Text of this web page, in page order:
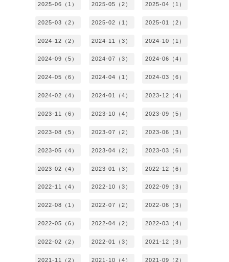
2025-06（1） 2025-05（2） 2025-04（1）
2025-03（2） 2025-02（1） 2025-01（2）
2024-12（2） 2024-11（3） 2024-10（1）
2024-09（5） 2024-07（3） 2024-06（4）
2024-05（6） 2024-04（1） 2024-03（6）
2024-02（4） 2024-01（4） 2023-12（4）
2023-11（6） 2023-10（4） 2023-09（5）
2023-08（5） 2023-07（2） 2023-06（3）
2023-05（4） 2023-04（2） 2023-03（6）
2023-02（4） 2023-01（3） 2022-12（6）
2022-11（4） 2022-10（3） 2022-09（3）
2022-08（1） 2022-07（2） 2022-06（3）
2022-05（6） 2022-04（2） 2022-03（4）
2022-02（2） 2022-01（3） 2021-12（3）
2021-11（2） 2021-10（4） 2021-09（2）